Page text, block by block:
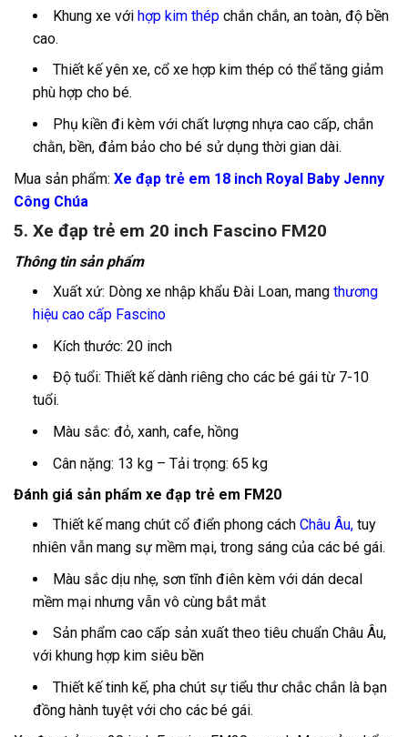
Khung xe với hợp kim thépchắn chắn, an toàn, độ bền
cao.
Thiết kế yên xe, cổ xe hợp kim thép có thể tăng giảm
phù hợp cho bé.
Phụ kiền đi kèm với chất lượng nhựa cao cấp, chắn
chằn, bền, đảm bảo cho bé sử dụng thời gian dài.
Mua sản phẩm: Xe đạp trẻ em 18 inch Royal Baby Jenny
Công Chúa
5. Xe đạp trẻ em 20 inch Fascino FM20
Thông tin sản phẩm
Xuất xứ: Dòng xe nhập khẩu Đài Loan, mang thương
hiệu cao cấp Fascino
Kích thước: 20 inch
Độ tuổi: Thiết kế dành riêng cho các bé gái từ 7-10
tuổi.
Màu sắc: đỏ, xanh, cafe, hồng
Cân nặng: 13 kg – Tải trọng: 65 kg
Đánh giá sản phẩm xe đạp trẻ em FM20
Thiết kế mang chút cổ điển phong cách Châu Âu,tuy
nhiên vẫn mang sự mềm mại, trong sáng của các bé gái.
Màu sắc dịu nhẹ, sơn tĩnh điên kèm với dán decal
mềm mại nhưng vẫn vô cùng bắt mắt
Sản phẩm cao cấp sản xuất theo tiêu chuẩn Châu Âu,
với khung hợp kim siêu bền
Thiết kế tinh kế, pha chút sự tiểu thư chắc chắn là bạn
đồng hành tuyệt với cho các bé gái.